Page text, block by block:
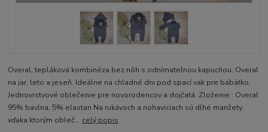
Overal, tepláková kombinéza bez nôh s odnímateľnou kapucňou. Overal
na jar, leto a jeseň. Ideálne na chladné dni pod spací vak pre bábätko.
Jednovrstvové oblečenie pre novorodencov a dojčatá. Zloženie : Overal
95% bavlna, 5% elastan Na rukávoch a nohaviciach sú dlhé manžety,
vďaka ktorým obleč... celý popis